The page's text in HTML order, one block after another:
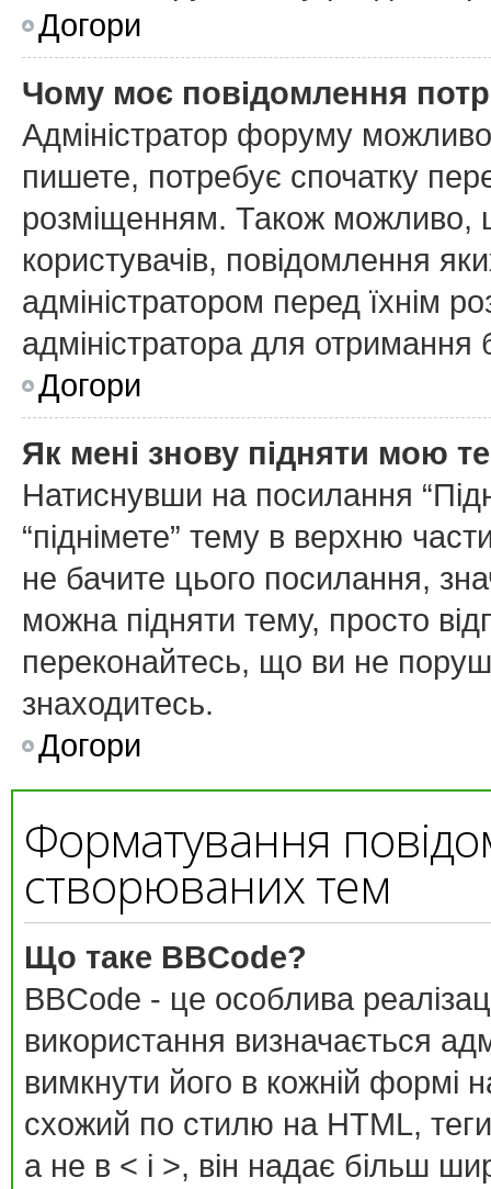
Догори
Чому моє повідомлення
Адміністратор форуму
пишете, потребує спочатку
розміщенням. Також можливо,
користувачів, повідомлення
адміністратором перед їхнім
адміністратора для отримання
Догори
Як мені знову підняти мою
Натиснувши на посилання
“піднімете” тему в верхню
не бачите цього посилання,
можна підняти тему, просто
переконайтесь, що ви не
знаходитесь.
Догори
Форматування
створюваних тем
Що таке BBCode?
BBCode - це особлива
використання визначається
вимкнути його в кожній формі
схожий по стилю на HTML,
а не в < і >, він надає більш